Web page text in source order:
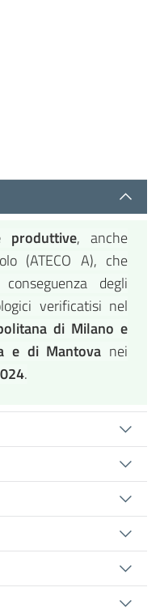
produttive, anche
(ATECO A), che
degli
verificatisi nel
di Milano e
e di Mantova nei
.